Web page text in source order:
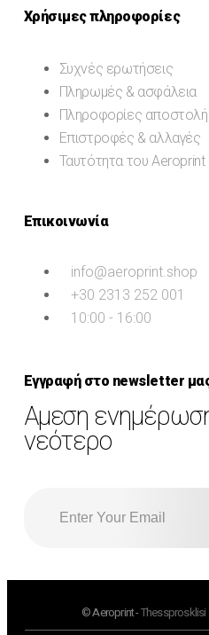
Χρήσιμες πληροφορίες
Συχνές ερωτήσεις
Πληρωμές & ασφάλεια
Πληροφορίες
Επιστροφές & αλλαγές
Ταυτότητα του Aeroprint
Επικοινωνία
info@aeroprint.shop
+30 2313 252 001
10:00 - 16:00
Εγγραφή στο newsletter
Αμεση
νεότερο
© Aeroprint -Thessprosklisi